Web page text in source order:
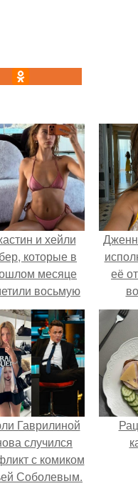
и хейли
которые в
месяце
восьмую
годовщину
показали
фото с
отдыха.
её
Гаврилиной
случился
с комиком
Соболевым.